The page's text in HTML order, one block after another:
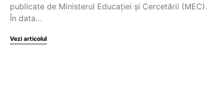
publicate de Ministerul Educației și Cercetării (MEC).
În data…
Vezi articolul